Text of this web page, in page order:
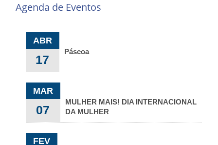
Agenda de Eventos
ABR
17
Páscoa
MAR
07
MULHER MAIS! DIA INTERNACIONAL
DA MULHER
FEV